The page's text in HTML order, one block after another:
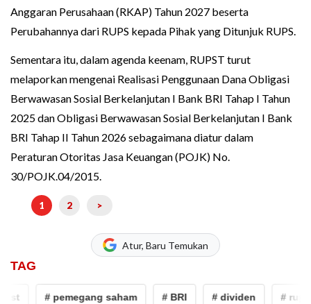
Anggaran Perusahaan (RKAP) Tahun 2027 beserta
Perubahannya dari RUPS kepada Pihak yang Ditunjuk RUPS.
Sementara itu, dalam agenda keenam, RUPST turut
melaporkan mengenai Realisasi Penggunaan Dana Obligasi
Berwawasan Sosial Berkelanjutan I Bank BRI Tahap I Tahun
2025 dan Obligasi Berwawasan Sosial Berkelanjutan I Bank
BRI Tahap II Tahun 2026 sebagaimana diatur dalam
Peraturan Otoritas Jasa Keuangan (POJK) No.
30/POJK.04/2015.
1 2 >
Atur, Baru Temukan
TAG
# pemegang saham # BRI # dividen # rupst